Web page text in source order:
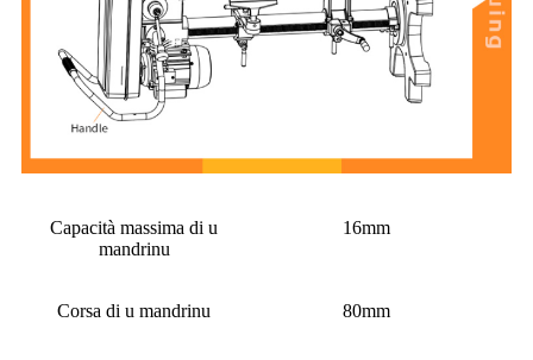
Capacità massima di u
mandrinu
16mm
Corsa di u mandrinu 80mm